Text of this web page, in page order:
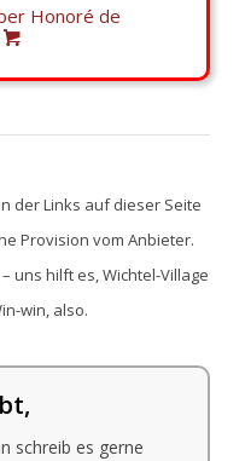
Honoré de
der Links auf dieser Seite
Provision vom Anbieter.
uns hilft es, Wichtel-Village
win, also.
schreib es gerne